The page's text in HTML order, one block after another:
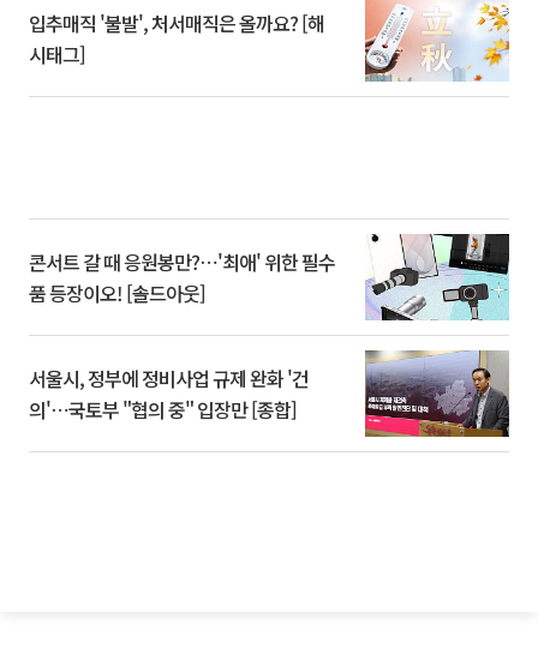
입추매직 '불발', 처서매직은 올까요? [해
시태그]
콘서트 갈 때 응원봉만?⋯'최애' 위한 필수
품 등장이오! [솔드아웃]
서울시, 정부에 정비사업 규제 완화 '건
의'⋯국토부 "협의 중" 입장만 [종합]